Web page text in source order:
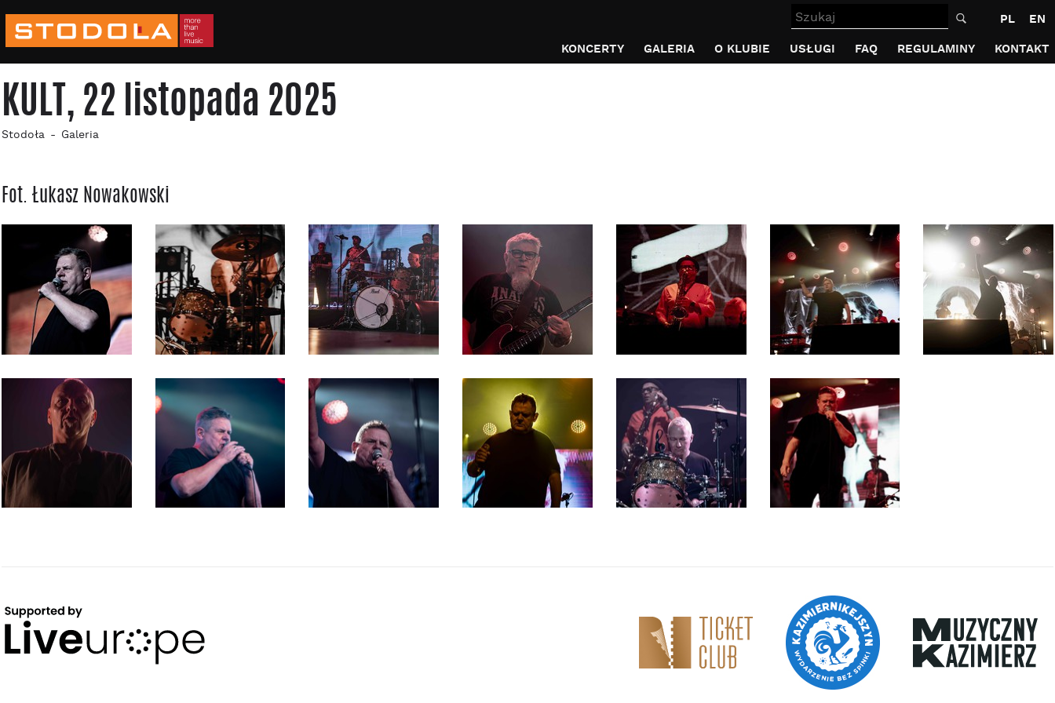
Szukaj PL
EN
KONCERTY
GALERIA O KLUBIE USŁUGI FAQ REGULAMINY KONTAKT
KULT, 22 listopada 2025
Stodoła Galeria
Fot. Łukasz Nowakowski